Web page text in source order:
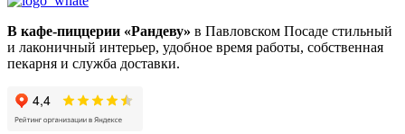
В кафе-пиццерии «Рандеву» в Павловском Посаде стильный
и лаконичный интерьер, удобное время работы, собственная
пекарня и служба доставки.